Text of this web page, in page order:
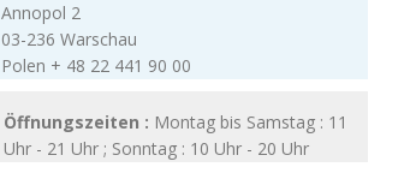
Annopol 2
03-236 Warschau
Polen + 48 22 441 90 00
Öffnungszeiten : Montag bis Samstag : 11
Uhr - 21 Uhr ; Sonntag : 10 Uhr - 20 Uhr